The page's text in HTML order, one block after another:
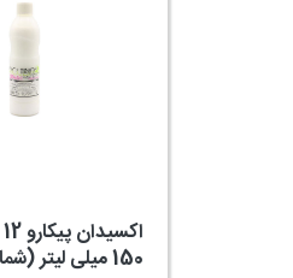
150 میلی لیتر (شماره 3)